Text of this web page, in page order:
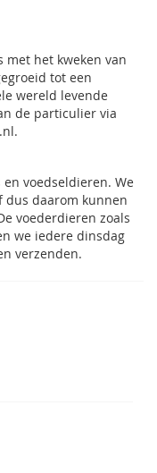
met het kweken van
tot een
wereld levende
de particulier via
voedseldieren. We
dus daarom kunnen
voederdieren zoals
we iedere dinsdag
verzenden.